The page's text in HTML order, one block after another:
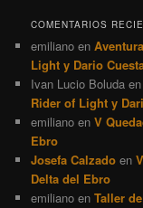
COMENTARIOS
emiliano en
Light y Dario
Ivan Lucio Boluda
Rider of Light y
emiliano enV
Ebro
Josefa Calzado en
Delta del Ebro
emiliano enTaller